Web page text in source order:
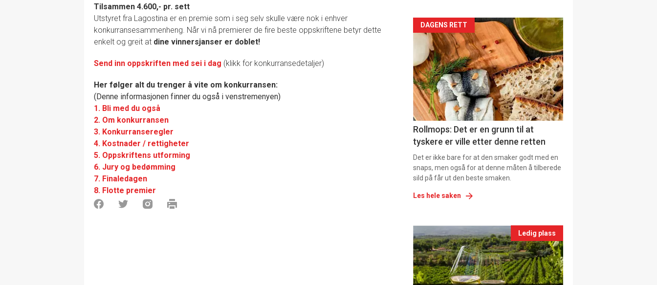
Tilsammen 4.600,- pr. sett
Utstyret fra Lagostina er en premie som i seg selv skulle være nok i enhver
konkurransesammenheng. Når vi nå premierer de fire beste oppskriftene betyr dette
enkelt og greit at dine vinnersjanser er doblet!
Send inn oppskriften med sei i dag (klikk for konkurransedetaljer)
Her følger alt du trenger å vite om konkurransen:
(Denne informasjonen finner du også i venstremenyen)
1. Bli med du også
2. Om konkurransen
3. Konkurranseregler
4. Kostnader / rettigheter
5. Oppskriftens utforming
6. Jury og bedømming
7. Finaledagen
8. Flotte premier
Artikler
detail
-
section
11
Ukens
vin
DAGENS RETT
Rollmops: Det er en grunn til at
tyskere er ville etter denne retten
Det er ikke bare for at den smaker godt med en
snaps, men også for at denne måten å tilberede
sild på får ut den beste smaken.
Les hele saken
Events
single
Ledig plass